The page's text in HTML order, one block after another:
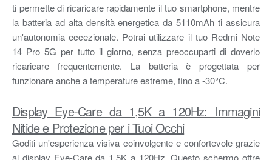
ti permette di ricaricare rapidamente il tuo smartphone, mentre
la batteria ad alta densità energetica da 5110mAh ti assicura
un'autonomia eccezionale. Potrai utilizzare il tuo Redmi Note
14 Pro 5G per tutto il giorno, senza preoccuparti di doverlo
ricaricare frequentemente. La batteria è progettata per
funzionare anche a temperature estreme, fino a -30°C.
Display Eye-Care da 1,5K a 120Hz: Immagini
Nitide e Protezione per i Tuoi Occhi
Goditi un'esperienza visiva coinvolgente e confortevole grazie
al display Eye-Care da 1,5K a 120Hz. Questo schermo offre